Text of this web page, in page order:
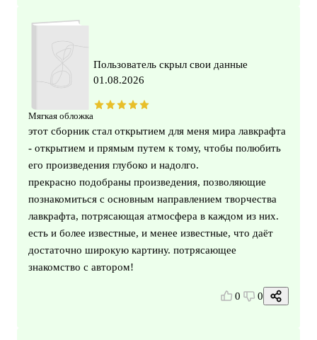
Мягкая обложка
Пользователь скрыл свои данные
01.08.2026
этот сборник стал открытием для меня мира лавкрафта
- открытием и прямым путем к тому, чтобы полюбить
его произведения глубоко и надолго.
прекрасно подобраны произведения, позволяющие
познакомиться с основным направлением творчества
лавкрафта, потрясающая атмосфера в каждом из них.
есть и более известные, и менее известные, что даёт
достаточно широкую картину. потрясающее
знакомство с автором!
0 0